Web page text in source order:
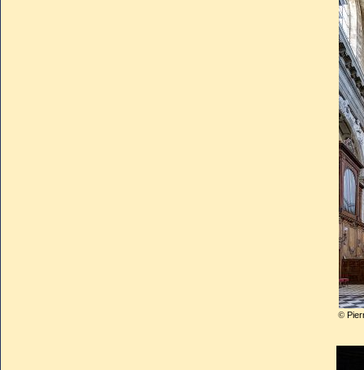
©
provisoire, Saint-
saint dont le prestige
prétendaient succéder au roi
Cette église provisoire fut
derrière le chœur de la
en la chapelle des
faisait son entrée officielle
et prendre place dans
La primatiale de Nancy
vocable de Notre-Dame-de-